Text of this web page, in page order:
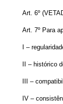
Art. 6º
Art. 7º Para
I –
II – histórico
III –
IV –